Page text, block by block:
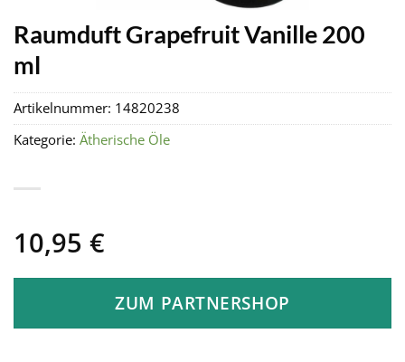
Raumduft Grapefruit Vanille 200
ml
10,95 €
ZUM PARTNERSHOP
Artikelnummer: 14820238
Kategorie: Ätherische Öle